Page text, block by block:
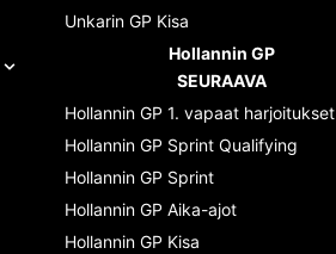
Unkarin GP Kisa
Hollannin GP
SEURAAVA
Hollannin GP 1. vapaat harjoitukset
Hollannin GP Sprint Qualifying
Hollannin GP Sprint
Hollannin GP Aika-ajot
Hollannin GP Kisa